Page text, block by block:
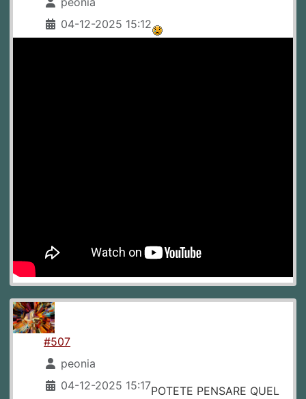
04-12-2025 15:12
#507
peonia
04-12-2025 15:17POTETE PENSARE QUEL